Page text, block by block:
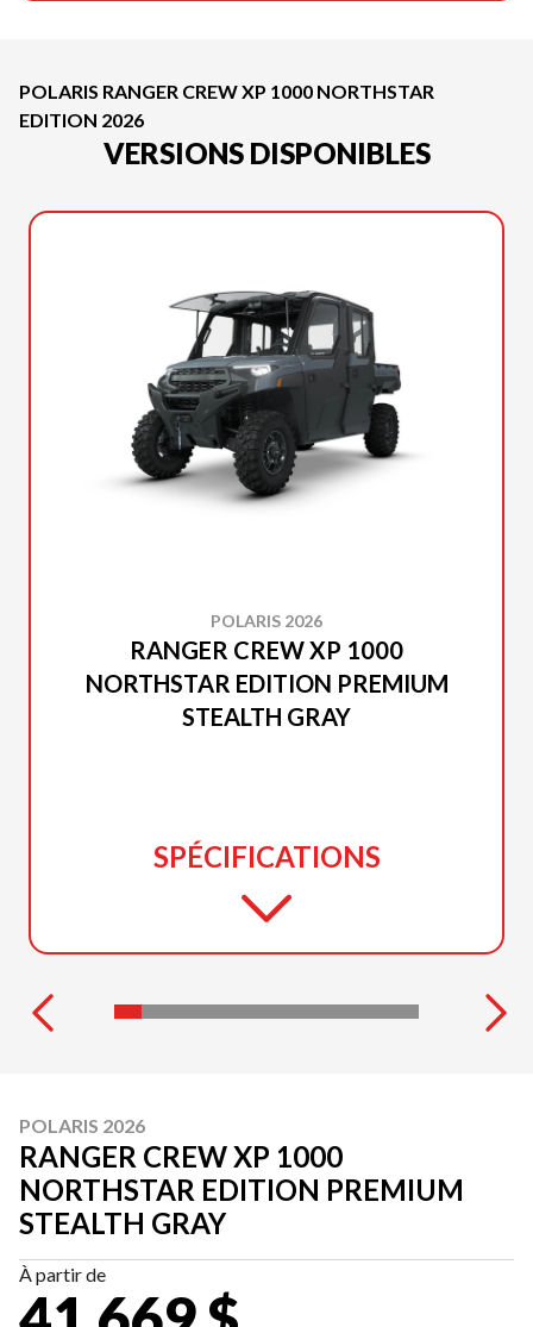
POLARIS RANGER CREW XP 1000 NORTHSTAR
EDITION 2026
VERSIONS DISPONIBLES
POLARIS 2026
RANGER CREW XP 1000
NORTHSTAR EDITION PREMIUM
STEALTH GRAY
SPÉCIFICATIONS
POLARIS 2026
RANGER CREW XP 1000
NORTHSTAR EDITION PREMIUM
STEALTH GRAY
À partir de